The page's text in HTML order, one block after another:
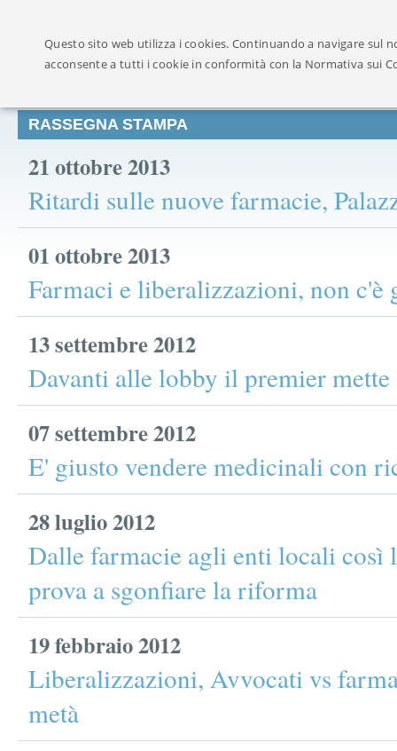
RASSEGNA STAMPA
21 ottobre 2013
Ritardi sulle nuove farmacie,
01 ottobre 2013
Farmaci e liberalizzazioni, non c'è
13 settembre 2012
Davanti alle lobby il premier
07 settembre 2012
E' giusto vendere medicinali con
28 luglio 2012
Dalle farmacie agli enti locali così
prova a sgonfiare la riforma
19 febbraio 2012
Liberalizzazioni, Avvocati vs
metà
Questo sito web utilizza i cookies. Continuando a navigare sul
acconsente a tutti i cookie in conformità con la Normativa sui